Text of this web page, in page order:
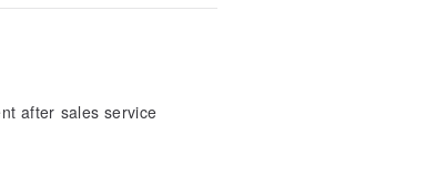
after sales service